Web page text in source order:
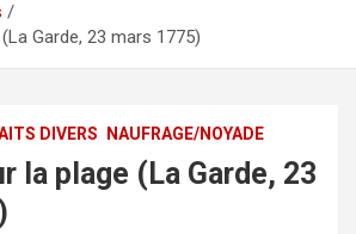
Garde, 23 mars 1775)
DIVERS NAUFRAGE/NOYADE
la plage (La Garde, 23